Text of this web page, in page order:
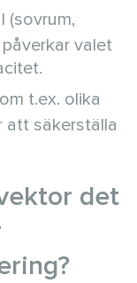
(sovrum,
valet
t.ex. olika
att säkerställa
det